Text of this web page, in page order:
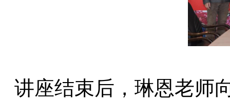
讲座结束后，琳恩老师